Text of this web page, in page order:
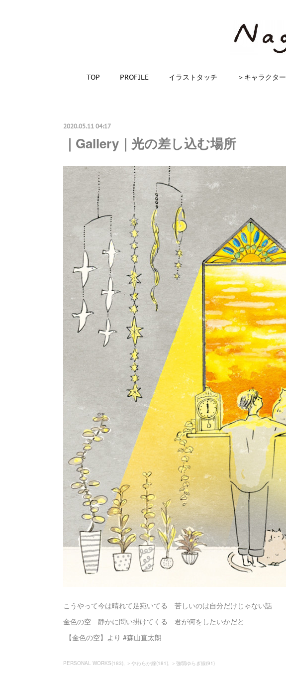
TOP PROFILE イラストタッチ ＞キャラクター
2020.05.11 04:17
｜Gallery｜光の差し込む場所
こうやって今は晴れて足宛いてる 苦しいのは自分だけじゃない話
金色の空 静かに問い掛けてくる 君が何をしたいかだと
【金色の空】より #森山直太朗
PERSONAL WORKS(183) ＞やわらか線(181) ＞強弱ゆらぎ線(91)